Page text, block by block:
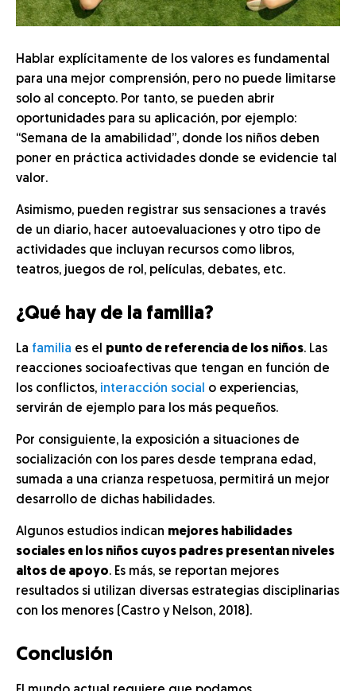
Hablar explícitamente de los valores es fundamental
para una mejor comprensión, pero no puede limitarse
solo al concepto. Por tanto, se pueden abrir
oportunidades para su aplicación, por ejemplo:
“Semana de la amabilidad”, donde los niños deben
poner en práctica actividades donde se evidencie tal
valor.
Asimismo, pueden registrar sus sensaciones a través
de un diario, hacer autoevaluaciones y otro tipo de
actividades que incluyan recursos como libros,
teatros, juegos de rol, películas, debates, etc.
¿Qué hay de la familia?
La familia es el punto de referencia de los niños. Las
reacciones socioafectivas que tengan en función de
los conflictos, interacción social
o experiencias,
servirán de ejemplo para los más pequeños.
Por consiguiente, la exposición a situaciones de
socialización con los pares desde temprana edad,
sumada a una crianza respetuosa, permitirá un mejor
desarrollo de dichas habilidades.
Algunos estudios indican mejores habilidades
sociales en los niños cuyos padres presentan niveles
altos de apoyo. Es más, se reportan mejores
resultados si utilizan diversas estrategias disciplinarias
con los menores (Castro y Nelson, 2018).
Conclusión